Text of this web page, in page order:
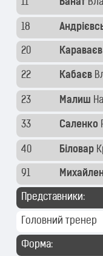
11 Ванат
18
20 Караваєв
22 Кабаєв
23 Малиш
33 Саленко
40 Біловар
91
Представники:
Головний тренер
Форма: